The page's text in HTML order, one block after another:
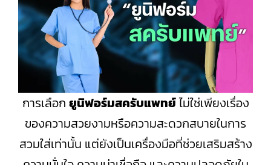
การเลือก ยูนิฟอร์มสครับแพทย์ไม่ใช่เพียงเรื่อง
ของความสวยงามหรือความสะดวกสบายในการ
สวมใส่เท่านั้น แต่ยังเป็นเครื่องมือที่ช่วยเสริมสร้าง